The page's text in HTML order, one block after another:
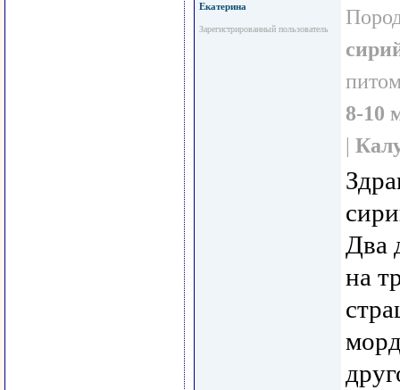
Екатерина
Зарегистрированный пользователь
8-10
|
Два
на